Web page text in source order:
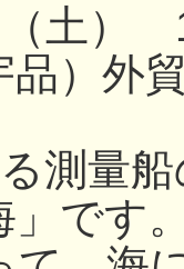
（土）
品）外
測量
」です